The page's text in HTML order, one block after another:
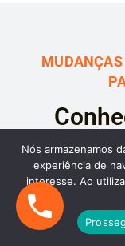
MUDANÇAS
Barato
Paulo,
Nós armazenamos
experiência de
interesse. Ao